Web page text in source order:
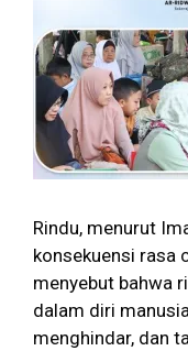
Rindu, menurut
konsekuensi rasa
menyebut bahwa
dalam diri
menghindar, dan